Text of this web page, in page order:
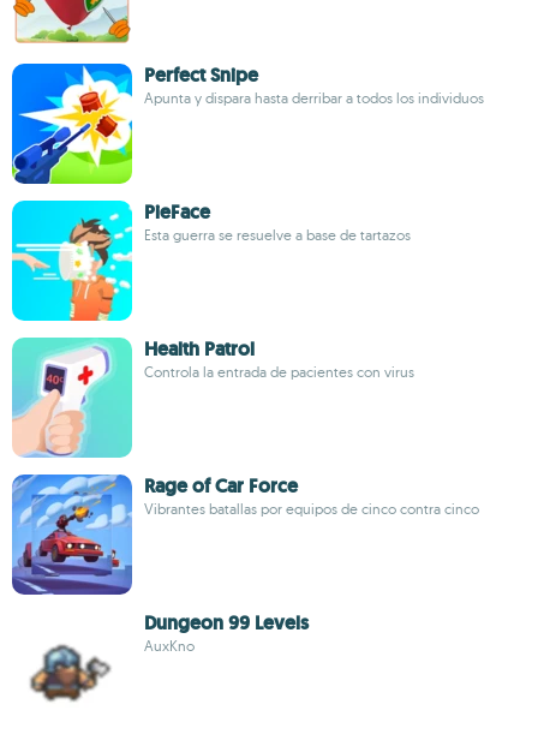
Perfect Snipe
Apunta y dispara hasta derribar a todos los individuos
PieFace
Esta guerra se resuelve a base de tartazos
Health Patrol
Controla la entrada de pacientes con virus
Rage of Car Force
Vibrantes batallas por equipos de cinco contra cinco
Dungeon 99 Levels
AuxKno